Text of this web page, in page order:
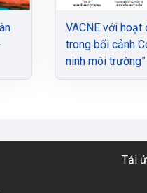
VACNE với
trong bối cảnh
ninh môi trường”
Tải